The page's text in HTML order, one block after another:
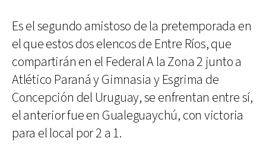
Es el segundo amistoso de la pretemporada en
el que estos dos elencos de Entre Ríos, que
compartirán en el Federal A la Zona 2 junto a
Atlético Paraná y Gimnasia y Esgrima de
Concepción del Uruguay, se enfrentan entre sí,
el anterior fue en Gualeguaychú, con victoria
para el local por 2 a 1.